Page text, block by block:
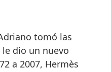
tomó las
dio un nuevo
a 2007, Hermès